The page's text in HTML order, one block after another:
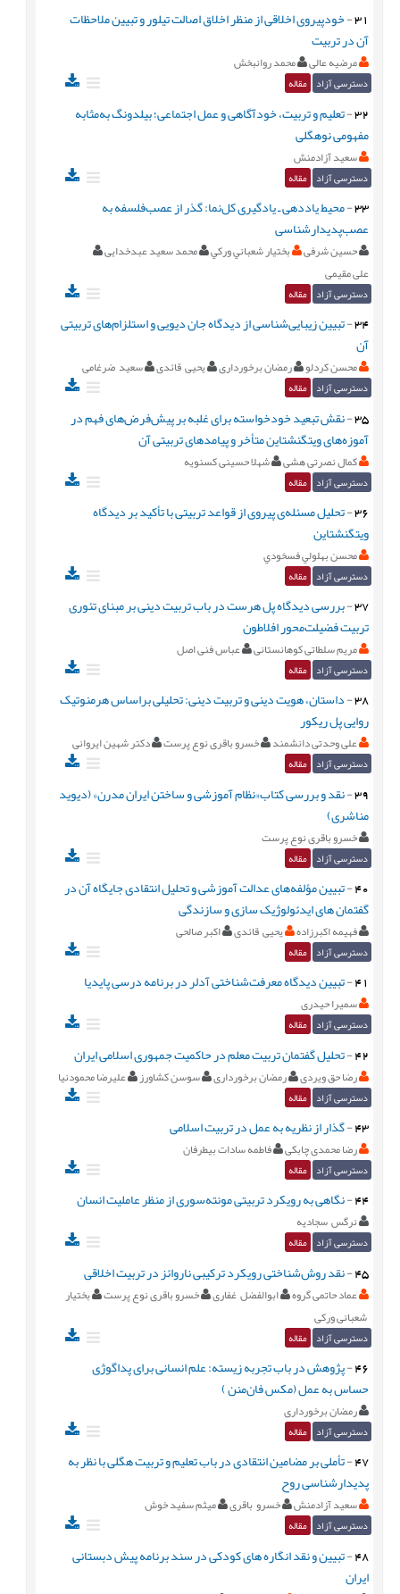
31
-خودپیروی اخلاقی از منظر اخلاق اصالت تیلور و تبیین ملاحظات
آن در تربیت
مرضیه عالی محمد روانبخش
دسترسی آزاد مقاله
32
-تعلیم و تربیت، خودآگاهی و عمل اجتماعی؛ بیلدونگ به‌مثابه
مفهومی نوهگلی
سعید آزادمنش
دسترسی آزاد مقاله
33
-محیط یاددهی ـ یادگیری کل‌نما: گذر از عصب‌فلسفه به
عصب‌پدیدارشناسی
حسین شرفی بختيار شعباني وركي
محمد سعید عبدخدایی
علی مقیمی
دسترسی آزاد مقاله
34
-تبیین زیبایی‌شناسی از دیدگاه جان دیویی و استلزام‌های تربیتی
آن
محسن کردلو رمضان برخورداری یحیی قائدی سعید ضرغامی
دسترسی آزاد مقاله
35
-نقش تبعید خودخواسته برای غلبه بر پیش‌فرض‌های فهم در
آموزه‌های ویتگنشتاین متأخر و پیامدهای تربیتی آن
کمال نصرتی هشی شهلا حسینی کسنویه
دسترسی آزاد مقاله
36
-تحلیل مسئله‌ی پیروی از قواعد تربیتی با تأکید بر دیدگاه
ویتگنشتاین
محسن بهلولي فسخودي
دسترسی آزاد مقاله
37
-بررسی دیدگاه پل هرست در باب تربیت دینی بر مبنای تئوری
تربیت فضیلت‌محور افلاطون
مریم سلطاتی کوهانستانی عباس فنی اصل
دسترسی آزاد مقاله
38
-داستان، هویت دینی و تربیت دینی: تحلیلی براساس هرمنوتیک
روایی پل ریکور
علی وحدتی دانشمند خسرو باقری نوع پرست دکتر شهین ایروانی
دسترسی آزاد مقاله
39
-نقد و بررسی کتاب«نظام آموزشی و ساختن ایران مدرن» (دیوید
مناشری)
خسرو باقری نوع پرست
دسترسی آزاد مقاله
40
-تبیین مؤلفه‌های عدالت آموزشی و تحلیل انتقادی جایگاه آن در
گفتمان های ایدئولوژیک سازی و سازندگی
فهیمه اکبرزاده یحیی قائدی اکبر صالحی
دسترسی آزاد مقاله
41
-تبیین دیدگاه معرفت‌شناختی آدلر در برنامه درسی پایدیا
سمیرا حیدری
دسترسی آزاد مقاله
42
-تحلیل گفتمان تربیت معلم در حاکمیت جمهوری اسلامی ایران
رضا حق ویردی رمضان برخورداری سوسن کشاورز علیرضا محمودنیا
دسترسی آزاد مقاله
43
-گذار از نظریه به عمل در تربیت اسلامی
رضا محمدی چابکی فاطمه سادات بیطرفان
دسترسی آزاد مقاله
44
-نگاهی به رویکرد تربیتی مونته‌سوری از منظر عاملیت انسان
نرگس سجادیه
دسترسی آزاد مقاله
45
-نقد روش‌شناختی رویکرد ترکیبی ناروائز در تربیت اخلاقی
عماد حاتمی گروه ابوالفضل غفاری خسرو باقری نوع پرست
بختیار
شعبانی ورکی
دسترسی آزاد مقاله
46
-پژوهش در باب تجربه زیسته: علم انسانی برای پداگوژی
حساس به عمل (مکس فان‌منن )
رمضان برخورداری
دسترسی آزاد مقاله
47
-تأملی بر مضامین انتقادی در باب تعلیم و تربیت هگلی با نظر به
پدیدارشناسی روح
سعید آزادمنش خسرو باقری میثم سفید خوش
دسترسی آزاد مقاله
48
-تبیین و نقد انگاره های کودکی در سند برنامه پیش دبستانی
ایران